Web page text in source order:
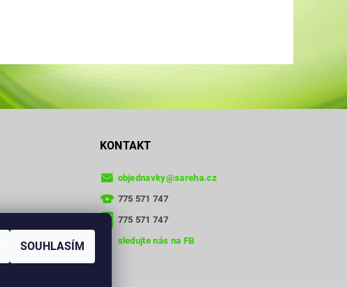
KONTAKT
objednavky@sareha.cz
775 571 747
775 571 747
sledujte nás na FB
SOUHLASÍM